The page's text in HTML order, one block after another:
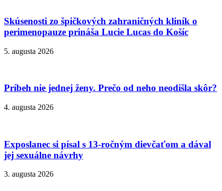
Skúsenosti zo špičkových zahraničných kliník o
perimenopauze prináša Lucie Lucas do Košíc
5. augusta 2026
Príbeh nie jednej ženy. Prečo od neho neodišla skôr?
4. augusta 2026
Exposlanec si písal s 13-ročným dievčaťom a dával
jej sexuálne návrhy
3. augusta 2026